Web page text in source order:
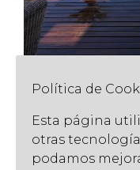
exterior
9 julio, 2025
Política de
Esta página
otras
podamos